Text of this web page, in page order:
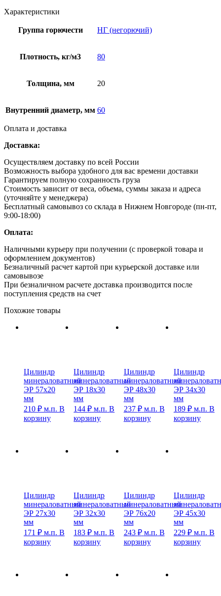
Характеристики
Группа горючести НГ (негорючий)
Плотность, кг/м3 80
Толщина, мм 20
Внутренний диаметр, мм 60
Оплата и доставка
Доставка:
Осуществляем доставку по всей России
Возможность выбора удобного для вас времени доставки
Гарантируем полную сохранность груза
Стоимость зависит от веса, объема, суммы заказа и адреса
(уточняйте у менеджера)
Бесплатный самовывоз со склада в Нижнем Новгороде (пн-пт,
9:00-18:00)
Оплата:
Наличными курьеру при получении (с проверкой товара и
оформлением документов)
Безналичный расчет картой при курьерской доставке или
самовывозе
При безналичном расчете доставка производится после
поступления средств на счет
Похожие товары
Цилиндр
минераловатный
ЭР 57х20
мм
210 ₽ м.п. В
корзину
Цилиндр
минераловатный
ЭР 18х30
мм
144₽ м.п. В
корзину
Цилиндр
минераловатный
ЭР 48х30
мм
237 ₽ м.п. В
корзину
Цилиндр
ЭР 34х30
мм
189 ₽ м.п. В
корзину
Цилиндр
минераловатный
ЭР 27х30
мм
171 ₽ м.п. В
корзину
Цилиндр
минераловатный
ЭР 32х30
мм
183₽ м.п. В
корзину
Цилиндр
минераловатный
ЭР 76х20
мм
243 ₽ м.п. В
корзину
Цилиндр
ЭР 45х30
мм
229 ₽ м.п. В
корзину